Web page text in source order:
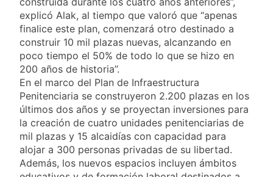
formalmente por
abuso sexual
2 Días Atrás
La CGT y las dos
CTA profundizan su
plan de lucha con
nuevas marchas
2 Días Atrás
explicó Alak, al tiempo que valoró que “apenas
finalice este plan, comenzará otro destinado a
construir 10 mil plazas nuevas, alcanzando en
poco tiempo el 50% de todo lo que se hizo en
200 años de historia”.
En el marco del Plan de Infraestructura
Penitenciaria se construyeron 2.200 plazas en los
últimos dos años y se proyectan inversiones para
la creación de cuatro unidades penitenciarias de
mil plazas y 15 alcaidías con capacidad para
alojar a 300 personas privadas de su libertad.
Además, los nuevos espacios incluyen ámbitos